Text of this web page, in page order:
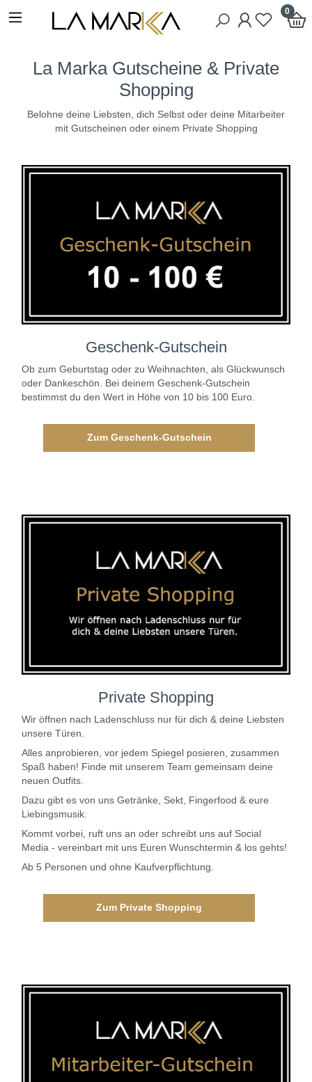
0
La Marka Gutscheine & Private
Shopping
Belohne deine Liebsten, dich Selbst oder deine Mitarbeiter
mit Gutscheinen oder einem Private Shopping
Geschenk-Gutschein
Ob zum Geburtstag oder zu Weihnachten, als Glückwunsch
oder Dankeschön. Bei deinem Geschenk-Gutschein
bestimmst du den Wert in Höhe von 10 bis 100 Euro.
Zum Geschenk-Gutschein
Private Shopping
Wir öffnen nach Ladenschluss nur für dich & deine Liebsten
unsere Türen.
Alles anprobieren, vor jedem Spiegel posieren, zusammen
Spaß haben! Finde mit unserem Team gemeinsam deine
neuen Outfits.
Dazu gibt es von uns Getränke, Sekt, Fingerfood & eure
Liebingsmusik.
Kommt vorbei, ruft uns an oder schreibt uns auf Social
Media - vereinbart mit uns Euren Wunschtermin & los gehts!
Ab 5 Personen und ohne Kaufverpflichtung.
Zum Private Shopping